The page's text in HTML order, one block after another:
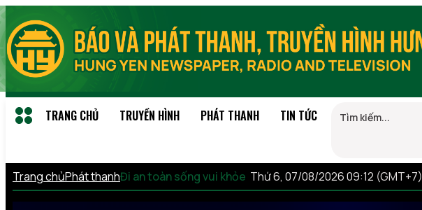
TRANG CHỦ TRUYỀN HÌNH PHÁT THANH TIN TỨC
Trang chủPhát thanhĐi an toàn sống vui khỏe Thứ 6, 07/08/2026 09:12 (GMT+7)